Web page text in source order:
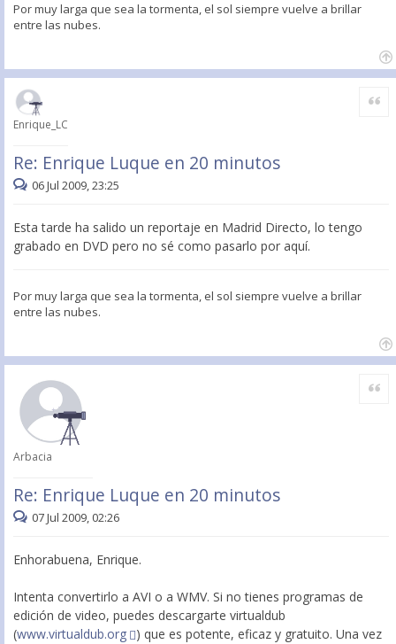
Por muy larga que sea la tormenta, el sol siempre vuelve a brillar
entre las nubes.
Enrique_LC
Re: Enrique Luque en 20 minutos
Citar
06 Jul 2009, 23:25
Esta tarde ha salido un reportaje en Madrid Directo, lo tengo
grabado en DVD pero no sé como pasarlo por aquí.
Por muy larga que sea la tormenta, el sol siempre vuelve a brillar
entre las nubes.
Arbacia
Re: Enrique Luque en 20 minutos
Citar
07 Jul 2009, 02:26
Enhorabuena, Enrique.
Intenta convertirlo a AVI o a WMV. Si no tienes programas de
edición de video, puedes descargarte virtualdub
(www.virtualdub.org
) que es potente, eficaz y gratuito. Una vez